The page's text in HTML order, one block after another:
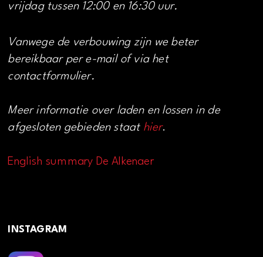
vrijdag tussen 12:00 en 16:30 uur.
Vanwege de verbouwing zijn we beter
bereikbaar per e-mail of via het
contactformulier.
Meer informatie over laden en lossen in de
afgesloten gebieden staat hier.
English summary De Alkenaer
INSTAGRAM